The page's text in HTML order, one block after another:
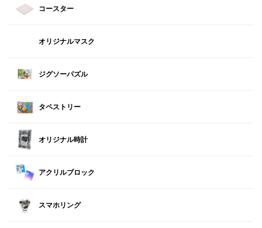
コースター
オリジナルマスク
ジグソーパズル
タペストリー
オリジナル時計
アクリルブロック
スマホリング